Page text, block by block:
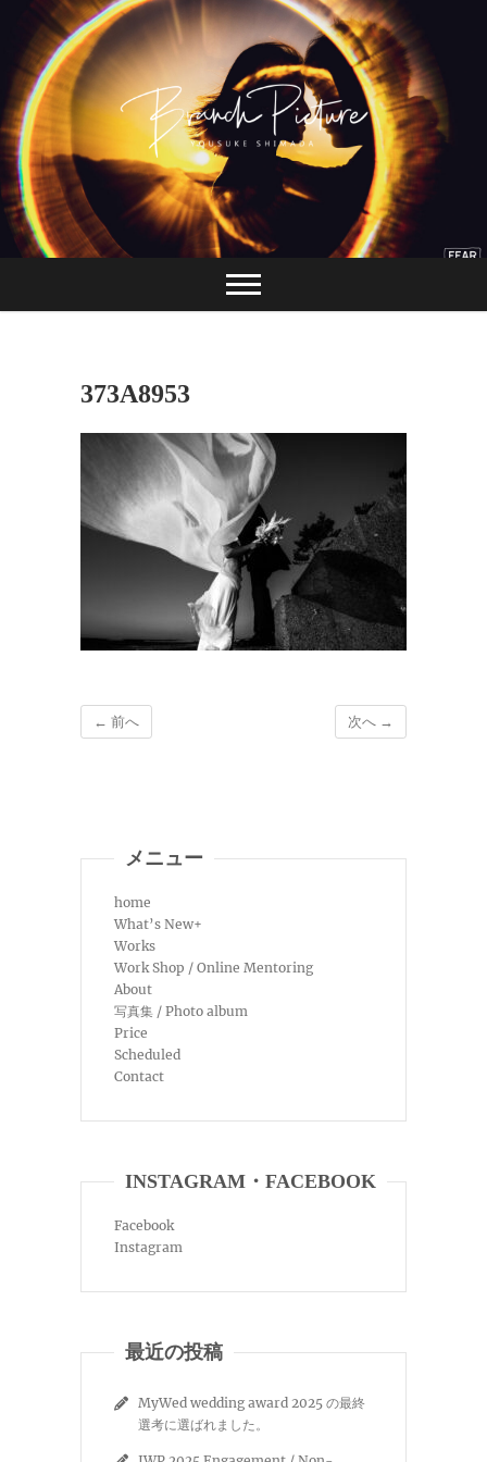
content
ブランチピクチャ
ー 嶋田陽介
長崎 カメラマン
373A8953
← 前へ 次へ →
メニュー
home
What’s New+
Works
Work Shop / Online Mentoring
About
写真集 / Photo album
Price
Scheduled
Contact
INSTAGRAM・FACEBOOK
Facebook
Instagram
最近の投稿
MyWed wedding award 2025 の最終
選考に選ばれました。